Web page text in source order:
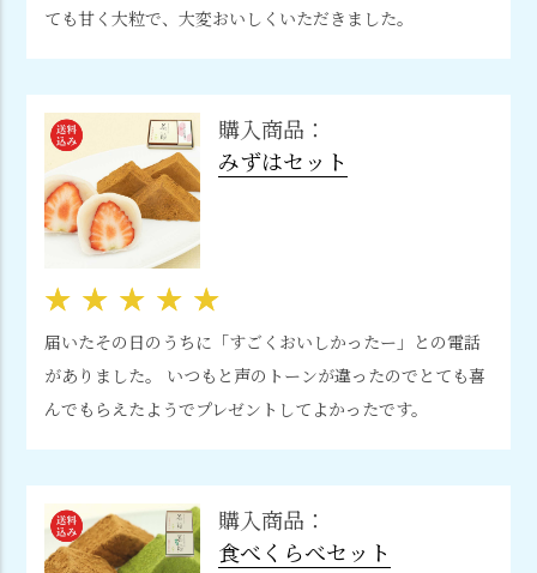
ても甘く大粒で、大変おいしくいただきました。
購入商品：
みずはセット
届いたその日のうちに「すごくおいしかったー」との電話
がありました。 いつもと声のトーンが違ったのでとても喜
んでもらえたようでプレゼントしてよかったです。
購入商品：
食べくらべセット